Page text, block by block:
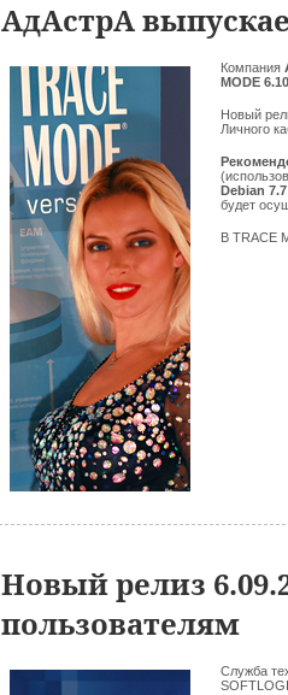
АдАстрА
Компания
MODE
Новый
Личного
Debian 7.7
будет
В TRACE
Новый релиз
пользователям
Служба